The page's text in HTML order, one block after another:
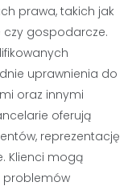
prawa, takich jak
czy gospodarcze.
uprawnienia do
oraz innymi
oferują
reprezentację
Klienci mogą
problemów